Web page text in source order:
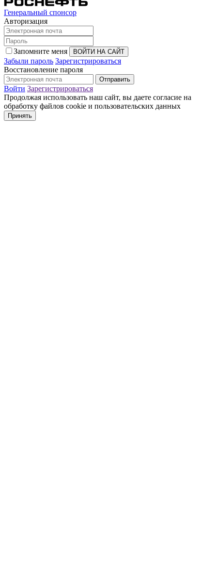
Генеральный спонсор
Авторизация
Запомните меня
Забыли пароль Зарегистрироваться
Восстановление пароля
Войти Зарегистрироваться
Продолжая использовать наш сайт, вы даете согласие на
обработку файлов cookie и пользовательских данных
Принять